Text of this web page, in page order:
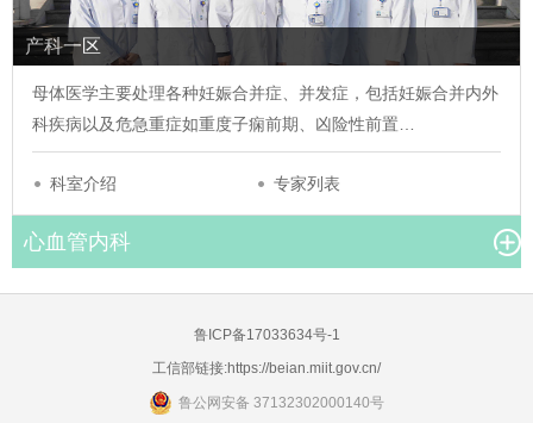
产科一区
母体医学主要处理各种妊娠合并症、并发症，包括妊娠合并内外
科疾病以及危急重症如重度子痫前期、凶险性前置…
科室介绍 专家列表
心血管内科
鲁ICP备17033634号-1
工信部链接:https://beian.miit.gov.cn/
鲁公网安备 37132302000140号